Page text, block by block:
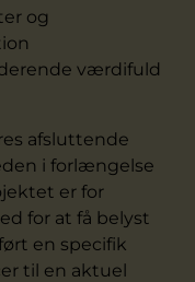
og
værdifuld
afsluttende
i forlængelse
er for
for at få belyst
en specifik
til en aktuel